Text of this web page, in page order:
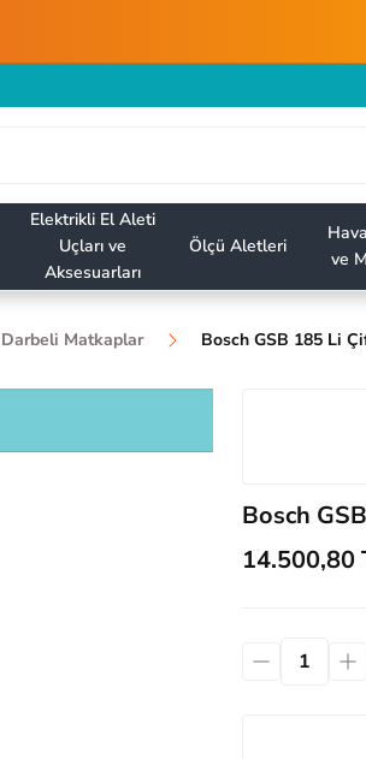
Elektrikli El Aleti
Uçları ve
Aksesuarları
Ölçü Aletleri
ve
Darbeli Matkaplar Bosch GSB 185 Li
Bosch
14.500,80